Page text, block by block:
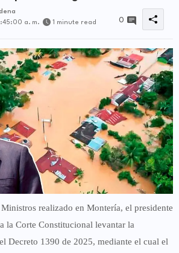
a. m.
1 minute read 0
realizado en Montería, el presidente
la Corte Constitucional levantar la
Decreto 1390 de 2025, mediante el cual el